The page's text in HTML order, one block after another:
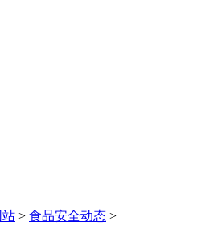
站 > 食品安全动态 >